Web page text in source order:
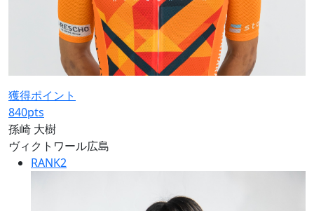
獲得ポイント
840pts
孫崎 大樹
ヴィクトワール広島
RANK2